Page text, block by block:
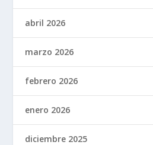
abril 2026
marzo 2026
febrero 2026
enero 2026
diciembre 2025